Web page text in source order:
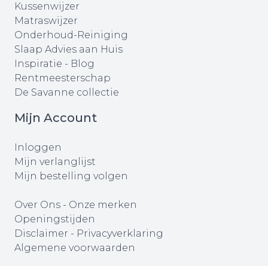
Kussenwijzer
Matraswijzer
Onderhoud-Reiniging
Slaap Advies aan Huis
Inspiratie - Blog
Rentmeesterschap
De Savanne collectie
Mijn Account
Inloggen
Mijn verlanglijst
Mijn bestelling volgen
Over Ons - Onze merken
Openingstijden
Disclaimer - Privacyverklaring
Algemene voorwaarden